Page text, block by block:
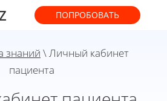
ПОПРОБОВАТЬ
знаний \ Личный кабинет
пациента